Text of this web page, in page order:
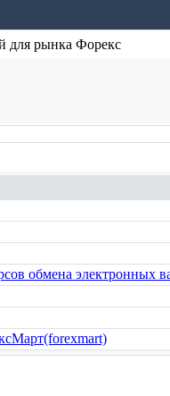
для рынка Форекс
обмена электронных